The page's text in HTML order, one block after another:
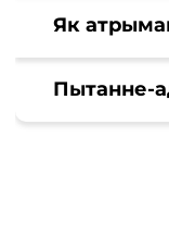
Як
Пытанне-